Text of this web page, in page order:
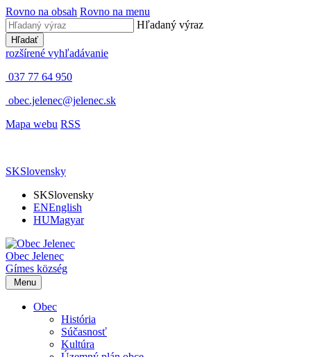
Rovno na obsah Rovno na menu
Hľadaný výraz
Hľadať
rozšírené vyhľadávanie
037 77 64 950
obec.jelenec@jelenec.sk
Mapa webu RSS
SKSlovensky
SKSlovensky
ENEnglish
HUMagyar
Obec Jelenec
Gímes község
Menu
Obec
História
Súčasnosť
Kultúra